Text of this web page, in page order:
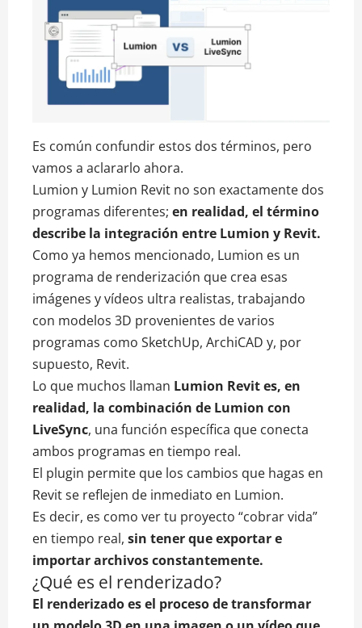
Es común confundir estos dos términos, pero
vamos a aclararlo ahora.
Lumion y Lumion Revit no son exactamente dos
programas diferentes; en realidad, el término
describe la integración entre Lumion y Revit.
Como ya hemos mencionado, Lumion es un
programa de renderización que crea esas
imágenes y vídeos ultra realistas, trabajando
con modelos 3D provenientes de varios
programas como SketchUp, ArchiCAD y, por
supuesto, Revit.
Lo que muchos llaman Lumion Revit es, en
realidad, la combinación de Lumion con
LiveSync, una función específica que conecta
ambos programas en tiempo real.
El plugin permite que los cambios que hagas en
Revit se reflejen de inmediato en Lumion.
Es decir, es como ver tu proyecto “cobrar vida”
en tiempo real, sin tener que exportar e
importar archivos constantemente.
¿Qué es el renderizado?
El renderizado es el proceso de transformar